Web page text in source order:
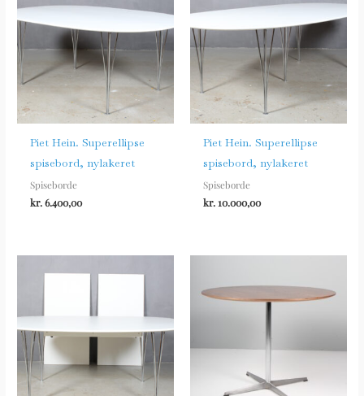
Piet Hein. Superellipse
spisebord, nylakeret
Spiseborde
kr.6.400,00
Piet Hein. Superellipse
spisebord, nylakeret
Spiseborde
kr.10.000,00